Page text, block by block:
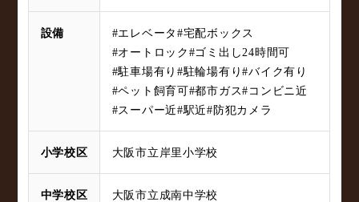
設備 #エレベータ#宅配ボックス
#オートロック#ゴミ出し24時間可
#駐車場有り#駐輪場有り#バイク有り
#ペット飼育可#都市ガス#コンビニ近
#スーパー近#駅近#防犯カメラ
小学校区 大阪市立岸里小学校
中学校区 大阪市立成南中学校